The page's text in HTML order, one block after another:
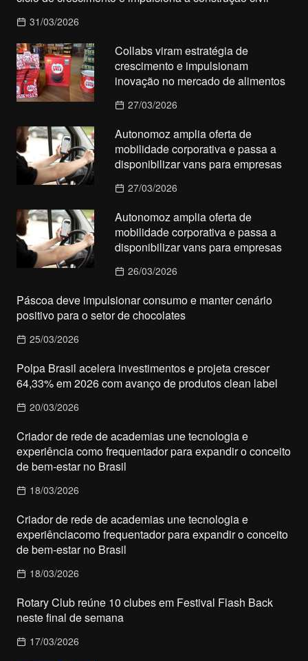
31/03/2026
Collabs viram estratégia de
crescimento e impulsionam
inovação no mercado de alimentos
27/03/2026
Autonomoz amplia oferta de
mobilidade corporativa e passa a
disponibilizar vans para empresas
27/03/2026
Autonomoz amplia oferta de
mobilidade corporativa e passa a
disponibilizar vans para empresas
26/03/2026
Páscoa deve impulsionar consumo e manter cenário
positivo para o setor de chocolates
25/03/2026
Polpa Brasil acelera investimentos e projeta crescer
64,33% em 2026 com avanço de produtos clean label
20/03/2026
Criador de rede de academias une tecnologia e
experiência como frequentador para expandir o conceito
de bem-estar no Brasil
18/03/2026
Criador de rede de academias une tecnologia e
experiênciacomo frequentador para expandir o conceito
de bem-estar no Brasil
18/03/2026
Rotary Club reúne 10 clubes em Festival Flash Back
neste final de semana
17/03/2026